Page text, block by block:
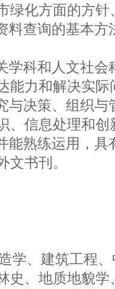
绿化方面的方
料查询的基本
学科和人文社
能力和解决实际
与决策、组织
、信息处理和
能熟练运用，
文书刊。
学、建筑工程
史、地质地貌